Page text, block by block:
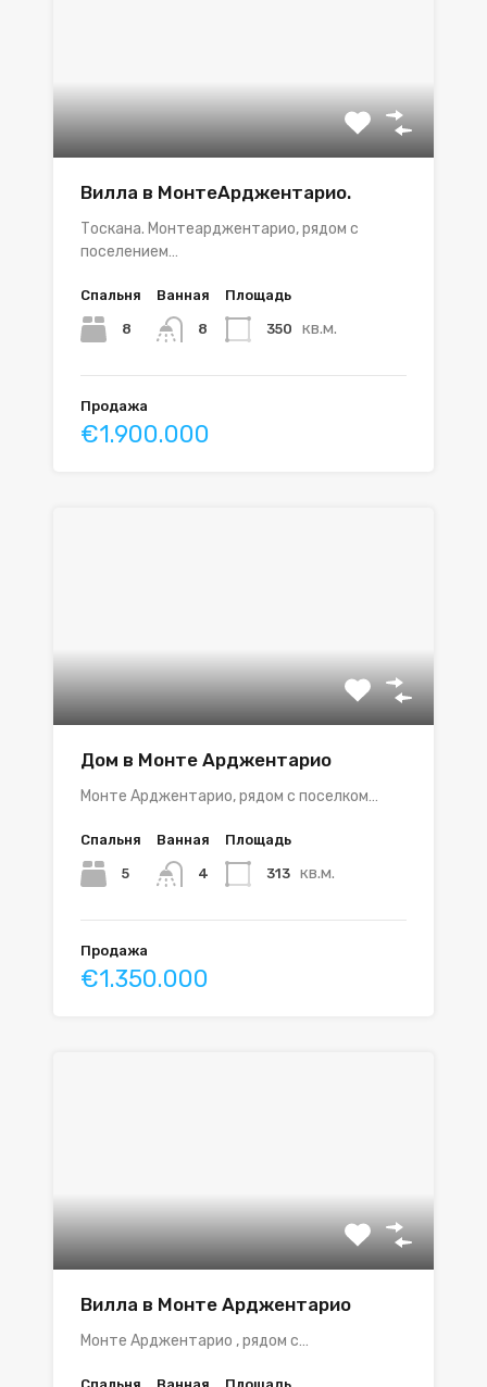
Вилла в МонтеАрджентарио.
Тоскана. Монтеарджентарио, рядом с
поселением…
Спальня
8
Ванная
8
Площадь
350 кв.м.
Продажа
€1.900.000
Дом в Монте Арджентарио
Монте Арджентарио, рядом с поселком…
Спальня
5
Ванная
4
Площадь
313 кв.м.
Продажа
€1.350.000
Вилла в Монте Арджентарио
Монте Арджентарио , рядом с…